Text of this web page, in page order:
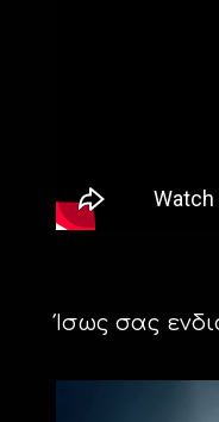
Ίσως σας